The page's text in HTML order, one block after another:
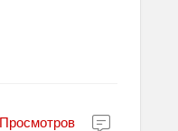
Просмотров